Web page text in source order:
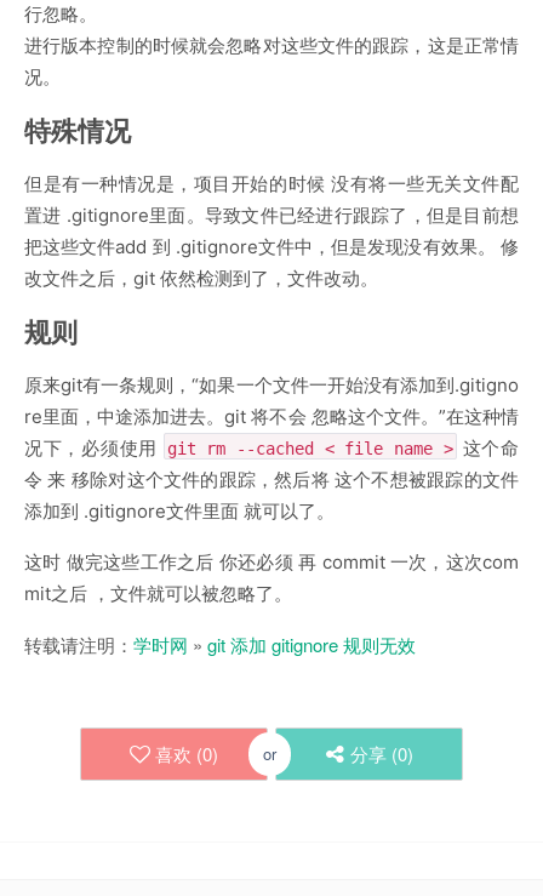
行忽略。
进行版本控制的时候就会忽略对这些文件的跟踪，这是正常情
况。
特殊情况
但是有一种情况是，项目开始的时候 没有将一些无关文件配
置进 .gitignore里面。导致文件已经进行跟踪了，但是目前想
把这些文件add 到 .gitignore文件中，但是发现没有效果。 修
改文件之后，git 依然检测到了，文件改动。
规则
原来git有一条规则，“如果一个文件一开始没有添加到.gitigno
re里面，中途添加进去。git 将不会 忽略这个文件。”在这种情
况下，必须使用
git rm --cached < file name > 这个命
令 来 移除对这个文件的跟踪，然后将 这个不想被跟踪的文件
添加到 .gitignore文件里面 就可以了。
这时 做完这些工作之后 你还必须 再 commit 一次，这次com
mit之后 ，文件就可以被忽略了。
转载请注明： 学时网 » git 添加 gitignore 规则无效
喜欢 (0) or 分享 (0)